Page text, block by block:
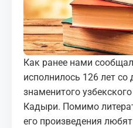
МЕДИА
КОРТЫ
КОНТАКТЫ
UZ-PIN
Как ранее нами
исполнилось 126 лет
знаменитого
Кадыри. Помимо
его произведения